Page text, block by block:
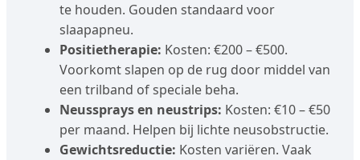
te houden. Gouden standaard voor
slaapapneu.
Positietherapie: Kosten: €200 – €500.
Voorkomt slapen op de rug door middel van
een trilband of speciale beha.
Neussprays en neustrips: Kosten: €10 – €50
per maand. Helpen bij lichte neusobstructie.
Gewichtsreductie: Kosten variëren. Vaak